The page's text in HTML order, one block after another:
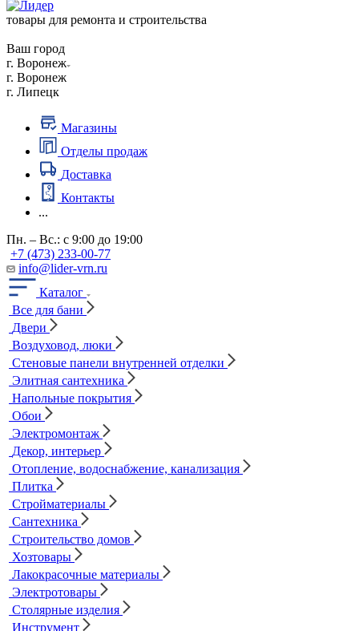
товары для ремонта и строительства
Ваш город
г. Воронеж
г. Воронеж
г. Липецк
Магазины
Отделы продаж
Доставка
Контакты
...
Пн. – Вс.: с 9:00 до 19:00
+7 (473) 233-00-77
info@lider-vrn.ru
Каталог
Все для бани
Двери
Воздуховод, люки
Стеновые панели внутренней отделки
Элитная сантехника
Напольные покрытия
Обои
Электромонтаж
Декор, интерьер
Отопление, водоснабжение, канализация
Плитка
Стройматериалы
Сантехника
Строительство домов
Хозтовары
Лакокрасочные материалы
Электротовары
Столярные изделия
Инструмент